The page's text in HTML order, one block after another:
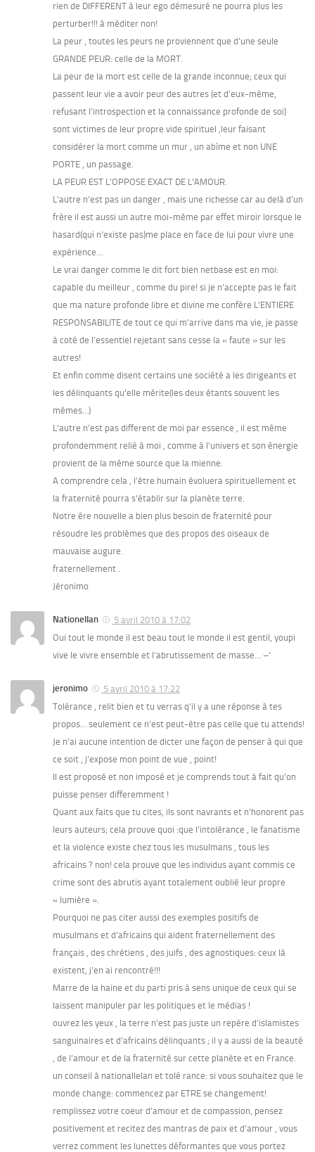
rien de DIFFERENT à leur ego démesuré ne pourra plus les
perturber!!! à méditer non!
La peur , toutes les peurs ne proviennent que d’une seule
GRANDE PEUR: celle de la MORT.
La peur de la mort est celle de la grande inconnue; ceux qui
passent leur vie a avoir peur des autres (et d’eux-même,
refusant l’introspection et la connaissance profonde de soi)
sont victimes de leur propre vide spirituel ,leur faisant
considérer la mort comme un mur , un abîme et non UNE
PORTE , un passage.
LA PEUR EST L’OPPOSE EXACT DE L’AMOUR.
L’autre n’est pas un danger , mais une richesse car au delà d’un
frère il est aussi un autre moi-même par effet miroir lorsque le
hasard(qui n’existe pas)me place en face de lui pour vivre une
expérience…
Le vrai danger comme le dit fort bien netbase est en moi:
capable du meilleur , comme du pire! si je n’accepte pas le fait
que ma nature profonde libre et divine me confère L’ENTIERE
RESPONSABILITE de tout ce qui m’arrive dans ma vie, je passe
à coté de l’essentiel rejetant sans cesse la « faute » sur les
autres!
Et enfin comme disent certains une société a les dirigeants et
les délinquants qu’elle mérite(les deux étants souvent les
mêmes…)
L’autre n’est pas different de moi par essence , il est même
profondemment relié à moi , comme à l’univers et son énergie
provient de la même source que la mienne.
A comprendre cela , l’être humain évoluera spirituellement et
la fraternité pourra s’établir sur la planète terre.
Notre ére nouvelle a bien plus besoin de fraternité pour
résoudre les problèmes que des propos des oiseaux de
mauvaise augure.
fraternellement .
Jéronimo
Nationellan
5 avril 2010 à 17:02
Oui tout le monde il est beau tout le monde il est gentil, youpi
vive le vivre ensemble et l’abrutissement de masse… –‘
jeronimo
5 avril 2010 à 17:22
Tolérance , relit bien et tu verras q’il y a une réponse à tes
propos… seulement ce n’est peut-être pas celle que tu attends!
Je n’ai aucune intention de dicter une façon de penser à qui que
ce soit , j’expose mon point de vue , point!
Il est proposé et non imposé et je comprends tout à fait qu’on
puisse penser differemment !
Quant aux faits que tu cites, ils sont navrants et n’honorent pas
leurs auteurs; cela prouve quoi :que l’intolérance , le fanatisme
et la violence existe chez tous les musulmans , tous les
africains ? non! cela prouve que les individus ayant commis ce
crime sont des abrutis ayant totalement oublié leur propre
« lumière ».
Pourquoi ne pas citer aussi des exemples positifs de
musulmans et d’africains qui aident fraternellement des
français , des chrétiens , des juifs , des agnostiques: ceux là
existent, j’en ai rencontré!!!
Marre de la haine et du parti pris à sens unique de ceux qui se
laissent manipuler par les politiques et le médias !
ouvrez les yeux , la terre n’est pas juste un repère d’islamistes
sanguinaires et d’africains délinquants ; il y a aussi de la beauté
, de l’amour et de la fraternité sur cette planète et en France.
un conseil à nationallelan et tolé rance: si vous souhaitez que le
monde change: commencez par ETRE se changement!
remplissez votre coeur d’amour et de compassion, pensez
positivement et recitez des mantras de paix et d’amour , vous
verrez comment les lunettes déformantes que vous portez